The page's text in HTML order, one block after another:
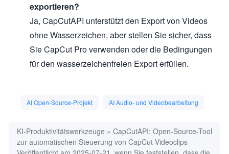
exportieren?
Ja, CapCutAPI unterstützt den Export von Videos
ohne Wasserzeichen, aber stellen Sie sicher, dass
Sie CapCut Pro verwenden oder die Bedingungen
für den wasserzeichenfreien Export erfüllen.
AI Open-Source-Projekt AI Audio- und Videobearbeitung
KI-Produktivitätswerkzeuge » CapCutAPI: Open-Source-Tool
zur automatischen Steuerung von CapCut-Videoclips